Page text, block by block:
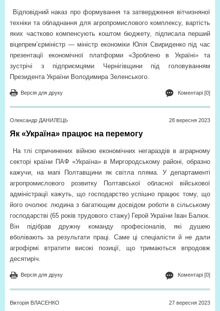
Відповідний наказ про формування та затвердження вітчизняної
техніки та обладнання для агропромислового комплексу, вартість
яких частково компенсують коштом бюджету, підписала перший
віцепрем’єр­міністр — міністр економіки Юлія Свириденко під час
презентації економічної платформи «Зроблено в Україні» та
зустрічі з підприємцями Чернігівщини під головуванням
Президента України Володимира Зеленського.
Коментарі [0]
Версія для друку
28 вересня 2023
Олександр ДАНИЛЕЦЬ
Як «Україна» працює на перемогу
На тлі спричинених війною економічних негараздів в аграрному
секторі країни ПАФ «Україна» в Миргородському районі, образно
кажучи, на мапі Полтавщини як світла пляма. У департаменті
агропромислового розвитку Полтавської обласної військової
адміністрації кажуть, що господарство успішно працює тому, що
його очолює людина з багатющим досвідом роботи в сільському
господарстві (65 років трудового стажу) Герой України Іван Балюк.
Він підібрав дружну команду професіоналів, які душею
вболівають за результати праці. Саме ці спеціалісти й не дали
агрофірмі втратити високі позиції, що тримаються впродовж
десятиріч.
Коментарі [0]
Версія для друку
27 вересня 2023
Вікторія ВЛАСЕНКО